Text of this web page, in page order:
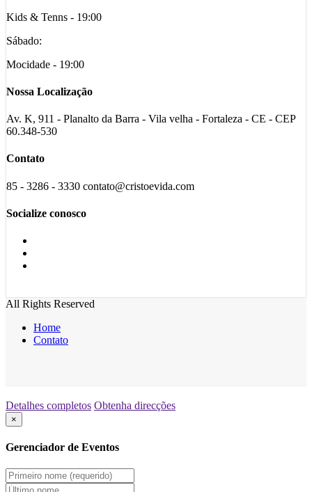
Kids & Tenns - 19:00
Sábado:
Mocidade - 19:00
Nossa Localização
Av. K, 911 - Planalto da Barra - Vila velha - Fortaleza - CE - CEP
60.348-530
Contato
85 - 3286 - 3330 contato@cristoevida.com
Socialize conosco
All Rights Reserved
Home
Contato
Detalhes completos Obtenha direcções
×
Gerenciador de Eventos